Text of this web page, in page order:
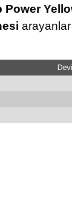
Power